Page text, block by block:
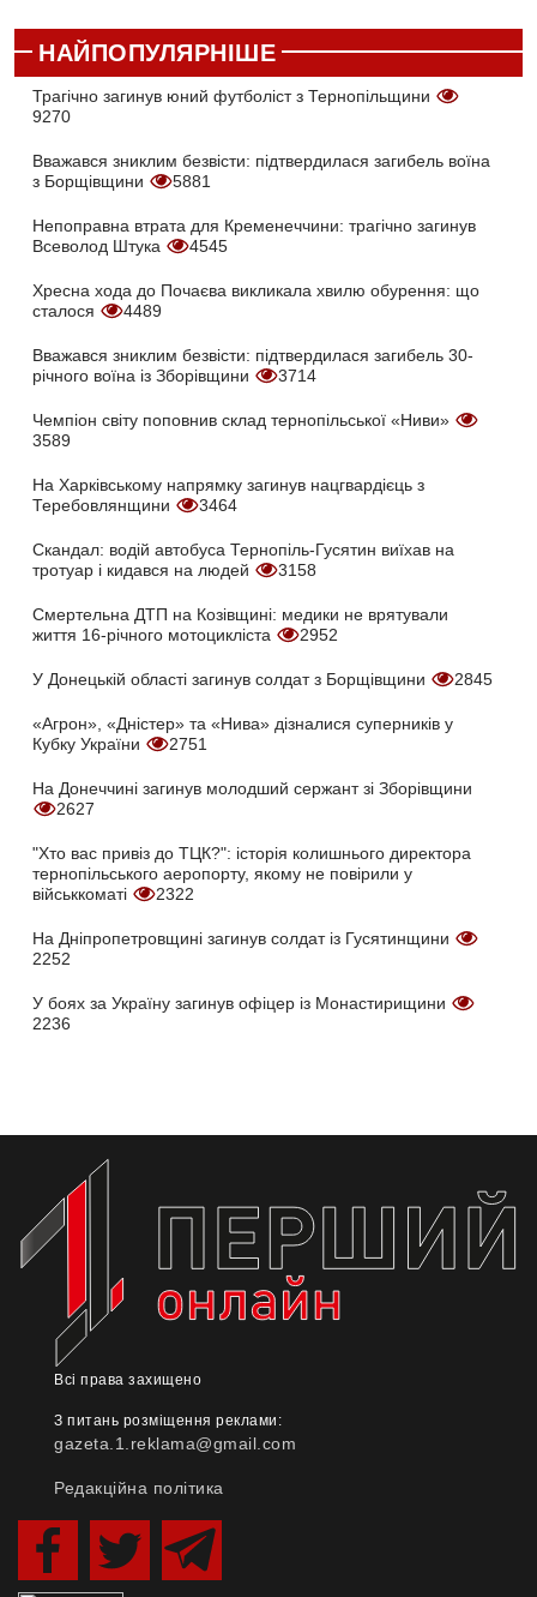
НАЙПОПУЛЯРНІШЕ
Трагічно загинув юний футболіст з Тернопільщини
9270
Вважався зниклим безвісти: підтвердилася загибель воїна
з Борщівщини
5881
Непоправна втрата для Кременеччини: трагічно загинув
Всеволод Штука
4545
Хресна хода до Почаєва викликала хвилю обурення: що
сталося
4489
Вважався зниклим безвісти: підтвердилася загибель 30-
річного воїна із Зборівщини
3714
Чемпіон світу поповнив склад тернопільської «Ниви»
3589
На Харківському напрямку загинув нацгвардієць з
Теребовлянщини
3464
Скандал: водій автобуса Тернопіль-Гусятин виїхав на
тротуар і кидався на людей
3158
Смертельна ДТП на Козівщині: медики не врятували
життя 16-річного мотоцикліста
2952
У Донецькій області загинув солдат з Борщівщини 2845
«Агрон», «Дністер» та «Нива» дізналися суперників у
Кубку України
2751
На Донеччині загинув молодший сержант зі Зборівщини
2627
"Хто вас привіз до ТЦК?": історія колишнього директора
тернопільського аеропорту, якому не повірили у
військкоматі
2322
На Дніпропетровщині загинув солдат із Гусятинщини
2252
У боях за Україну загинув офіцер із Монастирищини
2236
Всі права захищено
З питань розміщення реклами:
gazeta.1.reklama@gmail.com
Редакційна політика